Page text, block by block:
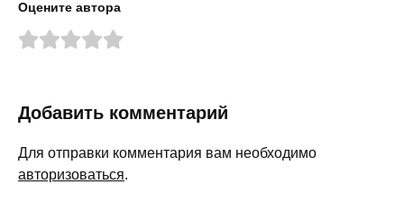
Оцените автора
Добавить комментарий
Для отправки комментария вам необходимо
авторизоваться.